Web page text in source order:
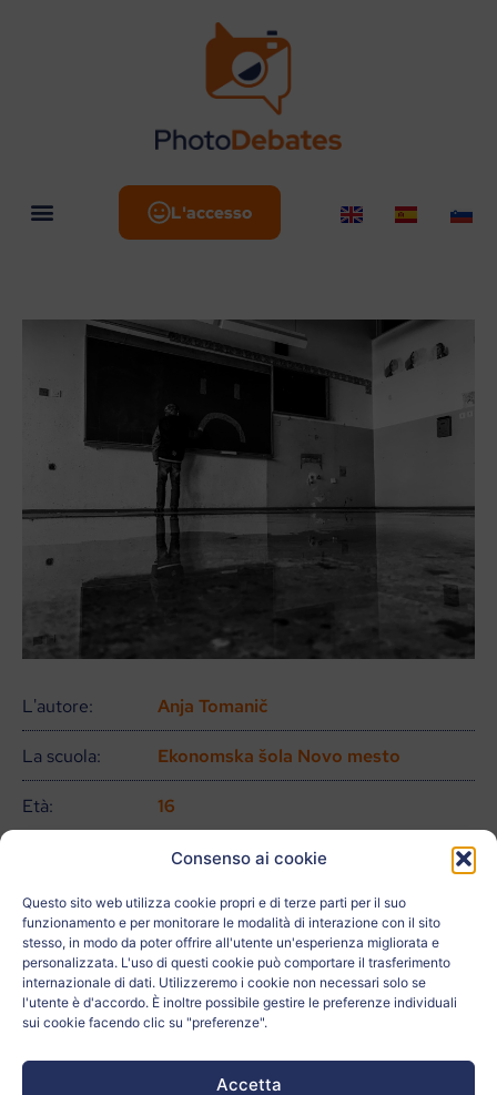
Consenso ai cookie
Questo sito web utilizza cookie propri e di terze parti per il suo
funzionamento e per monitorare le modalità di interazione con il sito
stesso, in modo da poter offrire all'utente un'esperienza migliorata e
personalizzata. L'uso di questi cookie può comportare il trasferimento
internazionale di dati. Utilizzeremo i cookie non necessari solo se
l'utente è d'accordo. È inoltre possibile gestire le preferenze individuali
sui cookie facendo clic su "preferenze".
Accetta
L'accesso
L'autore: Anja Tomanič
La scuola: Ekonomska šola Novo mesto
Età: 16
Novo mesto
Paese: Eslovenia
Relativo a:
L'insegnante: Anja Plut